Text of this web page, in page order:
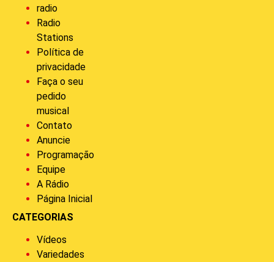
radio
Radio
Stations
Política de
privacidade
Faça o seu
pedido
musical
Contato
Anuncie
Programação
Equipe
A Rádio
Página Inicial
CATEGORIAS
Vídeos
Variedades